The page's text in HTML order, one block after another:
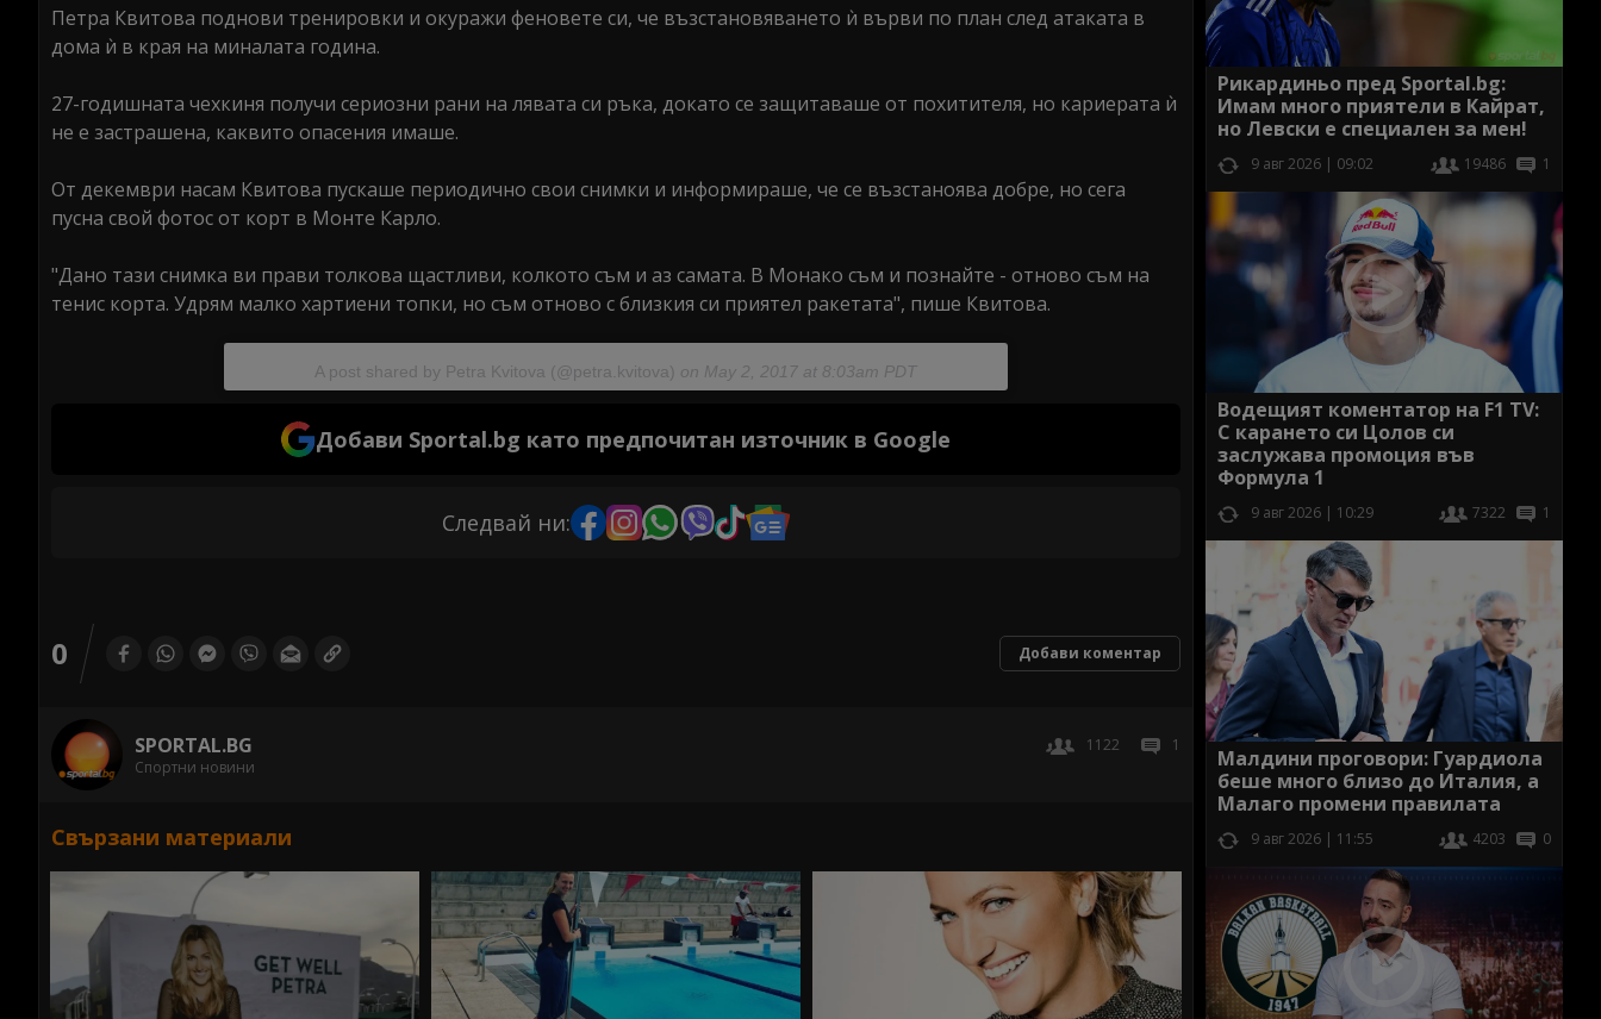
Петра Квитова поднови тренировки и окуражи феновете си, че възстановяването ѝ върви по план след атаката в
дома ѝ в края на миналата година.
27-годишната чехкиня получи сериозни рани на лявата си ръка, докато се защитаваше от похитителя, но кариерата ѝ
не е застрашена, каквито опасения имаше.
От декември насам Квитова пускаше периодично свои снимки и информираше, че се възстаноява добре, но сега
пусна свой фотос от корт в Монте Карло.
"Дано тази снимка ви прави толкова щастливи, колкото съм и аз самата. В Монако съм и познайте - отново съм на
тенис корта. Удрям малко хартиени топки, но съм отново с близкия си приятел ракетата", пише Квитова.
A post shared by Petra Kvitova (@petra.kvitova) on May 2, 2017 at 8:03am PDT
Добави Sportal.bg като предпочитан източник в Google
Следвай ни:
0 Добави коментар
SPORTAL.BG
Спортни новини
1122 1
Свързани материали
Рикардиньо пред Sportal.bg:
Имам много приятели в Кайрат,
но Левски е специален за мен!
9 авг 2026 | 09:02 19486 1
Водещият коментатор на F1 TV:
С карането си Цолов си
заслужава промоция във
Формула 1
9 авг 2026 | 10:29 7322 1
Малдини проговори: Гуардиола
беше много близо до Италия, а
Малаго промени правилата
9 авг 2026 | 11:55 4203 0